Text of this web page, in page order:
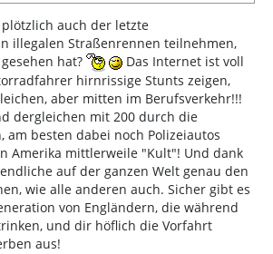
auch der letzte
illegalen Straßenrennen teilnehmen,
hat?
Das Internet ist voll
hirnrissige Stunts zeigen,
aber mitten im Berufsverkehr!!!
dergleichen mit 200 durch die
am besten dabei noch Polizeiautos
Amerika mittlerweile "Kult"! Und dank
auf der ganzen Welt genau den
wie alle anderen auch. Sicher gibt es
von Engländern, die während
und dir höflich die Vorfahrt
aus!